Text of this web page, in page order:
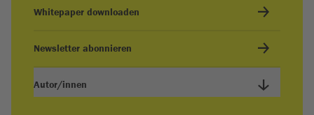
Whitepaper downloaden
Newsletter abonnieren
Autor/innen